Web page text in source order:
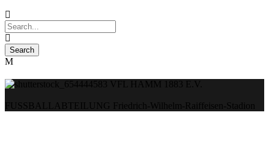
VFL HAMM 1883 E.V.
FUSSBALLABTEILUNG Friedrich-Wilhelm-Raiffeisen-Stadion